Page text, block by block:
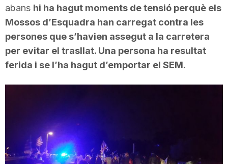
d
T
abans hi ha hagut moments de tensió perquè els
Mossos d’Esquadra han carregat contra les
persones que s’havien assegut a la carretera
per evitar el trasllat. Una persona ha resultat
ferida i se l’ha hagut d’emportar el SEM.